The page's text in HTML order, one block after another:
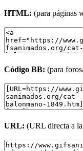
HTML: (para páginas
Código BB: (para
URL: (URL directa a